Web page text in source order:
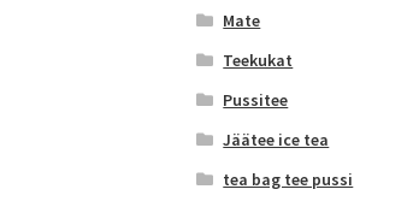
Mate
Teekukat
Pussitee
Jäätee ice tea
tea bag tee pussi